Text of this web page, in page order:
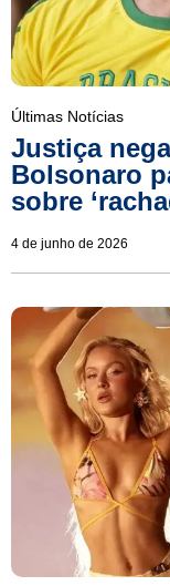
Últimas Notícias
Justiça
Bolsonaro
sobre
4 de junho de 2026